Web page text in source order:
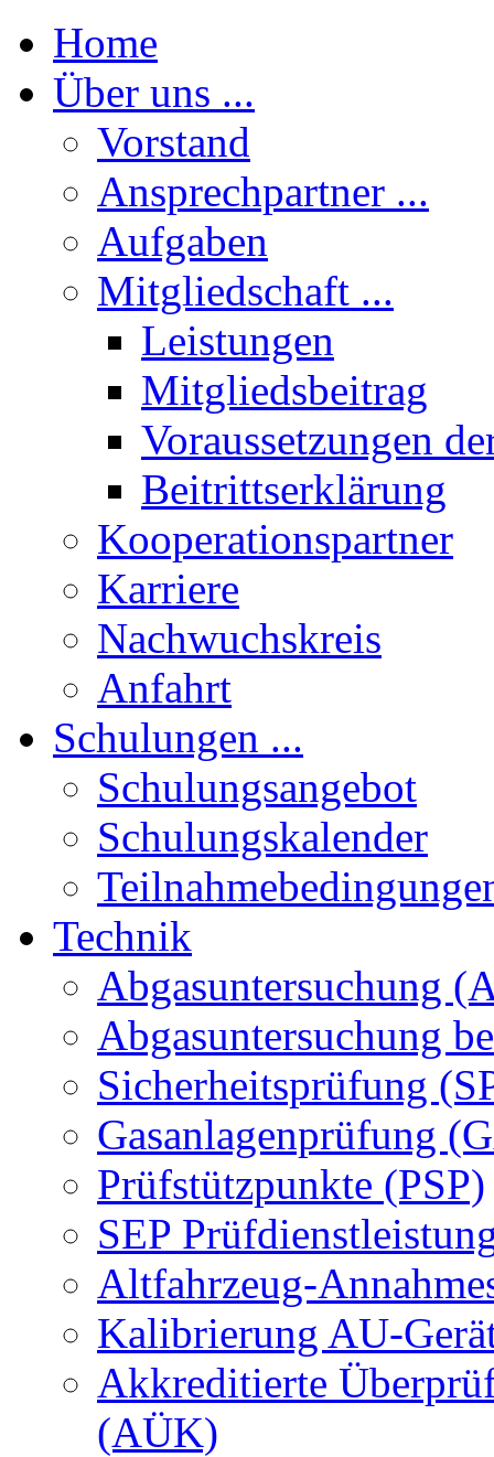
Home
Über uns ...
Vorstand
Ansprechpartner ...
Aufgaben
Mitgliedschaft ...
Leistungen
Mitgliedsbeitrag
Voraussetzungen
Beitrittserklärung
Kooperationspartner
Karriere
Nachwuchskreis
Anfahrt
Schulungen ...
Schulungsangebot
Schulungskalender
Technik
Abgasuntersuchung
Abgasuntersuchung
Sicherheitsprüfung
Gasanlagenprüfung
Prüfstützpunkte (PSP)
SEP
Altfahrzeug-
Kalibrierung AU-
Akkreditierte
(AÜK)